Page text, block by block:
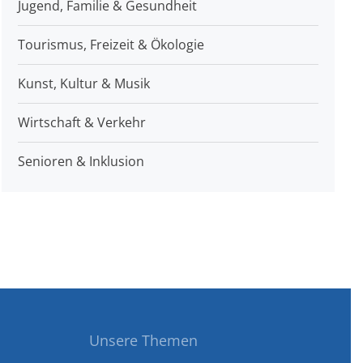
Jugend, Familie & Gesundheit
Tourismus, Freizeit & Ökologie
Kunst, Kultur & Musik
Wirtschaft & Verkehr
Senioren & Inklusion
Unsere Themen